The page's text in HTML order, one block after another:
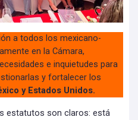
a todos los mexicano-
en la Cámara,
e inquietudes para
y fortalecer los
y Estados Unidos.
estatutos son claros: está